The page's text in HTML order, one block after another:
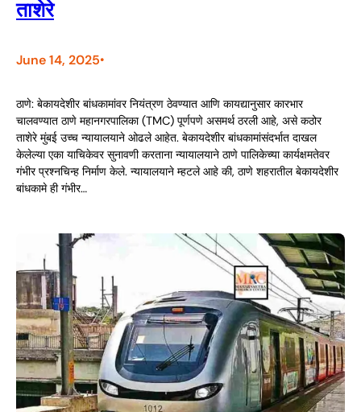
ताशेरे
June 14, 2025•
ठाणे: बेकायदेशीर बांधकामांवर नियंत्रण ठेवण्यात आणि कायद्यानुसार कारभार
चालवण्यात ठाणे महानगरपालिका (TMC) पूर्णपणे असमर्थ ठरली आहे, असे कठोर
ताशेरे मुंबई उच्च न्यायालयाने ओढले आहेत. बेकायदेशीर बांधकामांसंदर्भात दाखल
केलेल्या एका याचिकेवर सुनावणी करताना न्यायालयाने ठाणे पालिकेच्या कार्यक्षमतेवर
गंभीर प्रश्नचिन्ह निर्माण केले. न्यायालयाने म्हटले आहे की, ठाणे शहरातील बेकायदेशीर
बांधकामे ही गंभीर…